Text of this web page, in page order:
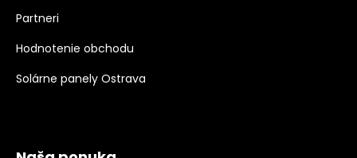
Partneri
Hodnotenie obchodu
Solárne panely Ostrava